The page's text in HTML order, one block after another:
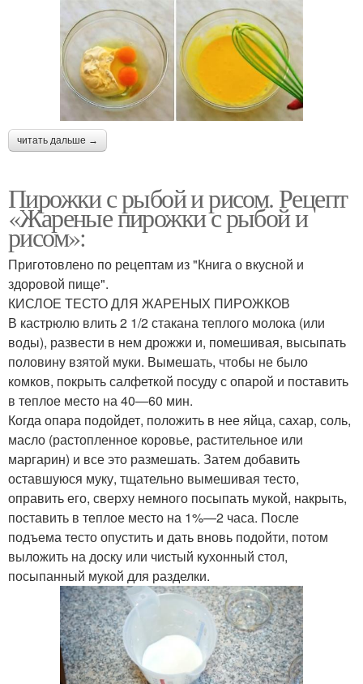
читать дальше →
Пирожки с рыбой и рисом. Рецепт
«Жареные пирожки с рыбой и
рисом»:
Приготовлено по рецептам из "Книга о вкусной и
здоровой пище".
КИСЛОЕ ТЕСТО ДЛЯ ЖАРЕНЫХ ПИРОЖКОВ
В кастрюлю влить 2 1/2 стакана теплого мо­лока (или
воды), развести в нем дрожжи и, помешивая, высыпать
половину взятой муки. Вымешать, чтобы не было
комков, покрыть салфеткой посуду с опарой и поставить
в теплое место на 40—60 мин.
Когда опара подойдет, положить в нее яйца, сахар, соль,
масло (растопленное коровье, растительное или
маргарин) и все это размешать. Затем добавить
оставшуюся муку, тщательно вы­мешивая тесто,
оправить его, сверху немного посыпать мукой, накрыть,
поставить в теп­лое место на 1%—2 часа. После
подъема тесто опустить и дать вновь подойти, потом
выложить на доску или чистый кухонный стол,
посыпанный мукой для разделки.